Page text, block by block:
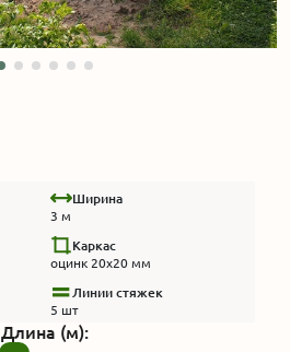
Ширина
3 м
Каркас
оцинк 20х20 мм
Линии стяжек
5 шт
Длина (м):